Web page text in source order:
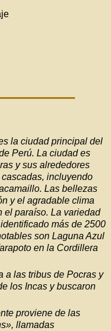
la ciudad principal del
Perú. La ciudad es
y sus alrededores
incluyendo
Las bellezas
y el agradable clima
el paraíso. La variedad
más de 2500
son Laguna Azul
en la Cordillera
a las tribus de Pocras y
los Incas y buscaron
proviene de las
llamadas